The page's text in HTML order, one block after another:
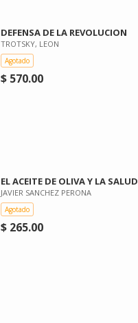
DEFENSA DE LA REVOLUCION
TROTSKY, LEON
Agotado
$ 570.00
EL ACEITE DE OLIVA Y LA SALUD
JAVIER SANCHEZ PERONA
Agotado
$ 265.00